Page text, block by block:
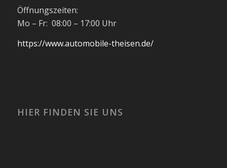
Öffnungszeiten:
Mo – Fr: 08:00 – 17:00 Uhr
https://www.automobile-theisen.de/
HIER FINDEN SIE UNS